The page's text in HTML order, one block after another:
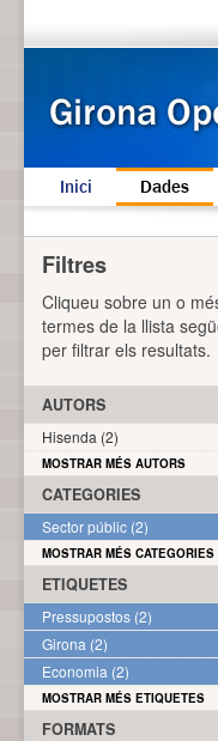
Inici Dades
Filtres
Cliqueu sobre un o
termes de la llista
per filtrar els resultats.
AUTORS
Hisenda (2)
MOSTRAR MÉS AUTORS
CATEGORIES
Sector públic (2)
MOSTRAR MÉS CATEGORIES
ETIQUETES
Pressupostos (2)
Girona (2)
Economia (2)
MOSTRAR MÉS ETIQUETES
FORMATS